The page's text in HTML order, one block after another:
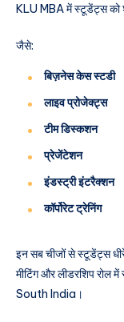
KLU MBA में स्टूडेंट्स को
जैसे:
बिज़नेस केस स्टडी
लाइव प्रोजेक्ट्स
टीम डिस्कशन
प्रेजेंटेशन
इंडस्ट्री इंटरैक्शन
कॉर्पोरेट ट्रेनिंग
इन सब चीजों से स्टूडेंट्स
मीटिंग और लीडरशिप
South India।